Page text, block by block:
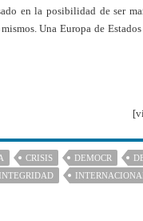
en la posibilidad de ser
Una Europa de
CRISIS DEMOCR
INTEGRIDAD